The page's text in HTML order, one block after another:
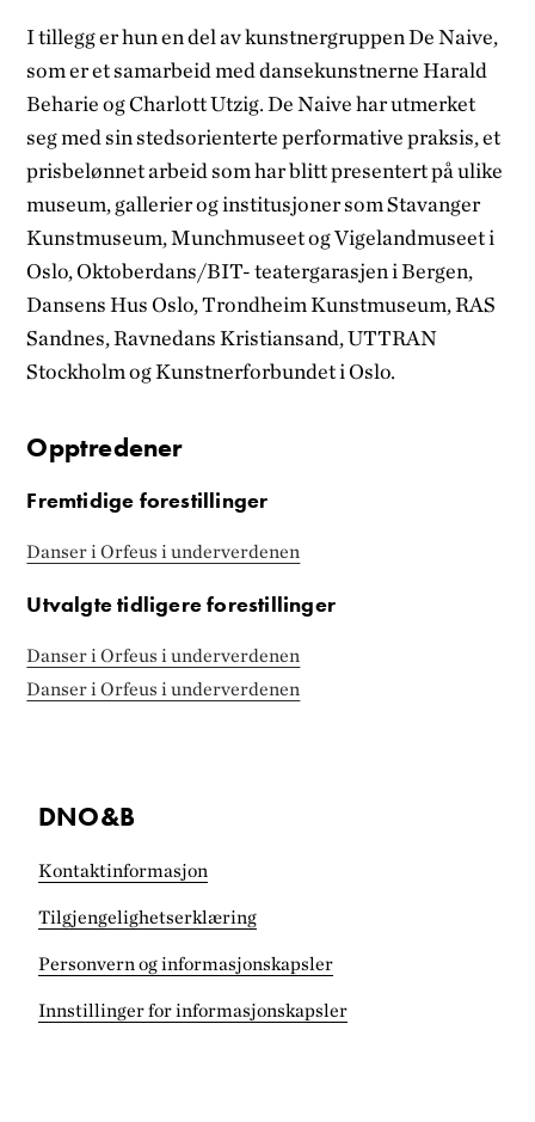
I tillegg er hun en del av kunstnergruppen De Naive,
som er et samarbeid med dansekunstnerne Harald
Beharie og Charlott Utzig. De Naive har utmerket
seg med sin stedsorienterte performative praksis, et
prisbelønnet arbeid som har blitt presentert på ulike
museum, gallerier og institusjoner som Stavanger
Kunstmuseum, Munchmuseet og Vigelandmuseet i
Oslo, Oktoberdans/BIT- teatergarasjen i Bergen,
Dansens Hus Oslo, Trondheim Kunstmuseum, RAS
Sandnes, Ravnedans Kristiansand, UTTRAN
Stockholm og Kunstnerforbundet i Oslo.
Opptredener
Fremtidige forestillinger
Danser i Orfeus i underverdenen
Utvalgte tidligere forestillinger
Danser i Orfeus i underverdenen
Danser i Orfeus i underverdenen
DNO&B
Kontaktinformasjon
Tilgjengelighets­erklæring
Personvern og informasjonskapsler
Innstillinger for informasjonskapsler